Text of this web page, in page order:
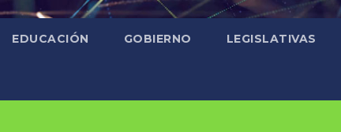
EDUCACIÓN GOBIERNO LEGISLATIVAS